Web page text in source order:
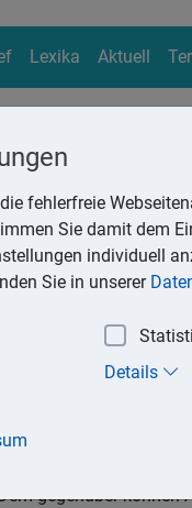
Lexika Aktuell
mit der privaten
wenn die
gegenüber
fehlerfreie
Sie damit dem
individuell
Sie in unserer
Details